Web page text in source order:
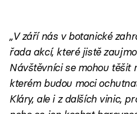
„V září nás v botanické
řada akcí, které jistě
Návštěvníci se mohou těšit
kterém budou moci
Kláry, ale i z dalších vinic,